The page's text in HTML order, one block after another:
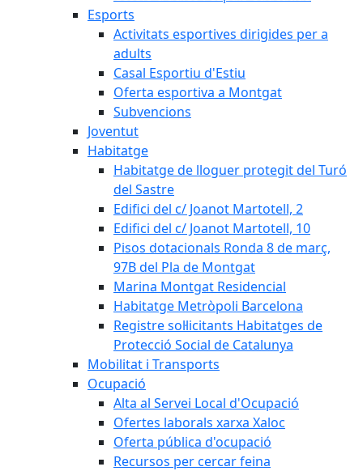
Esports
Activitats esportives dirigides per a
adults
Casal Esportiu d'Estiu
Oferta esportiva a Montgat
Subvencions
Joventut
Habitatge
Habitatge de lloguer protegit del Turó
del Sastre
Edifici del c/ Joanot Martotell, 2
Edifici del c/ Joanot Martotell, 10
Pisos dotacionals Ronda 8 de març,
97B del Pla de Montgat
Marina Montgat Residencial
Habitatge Metròpoli Barcelona
Registre sol·licitants Habitatges de
Protecció Social de Catalunya
Mobilitat i Transports
Ocupació
Alta al Servei Local d'Ocupació
Ofertes laborals xarxa Xaloc
Oferta pública d'ocupació
Recursos per cercar feina